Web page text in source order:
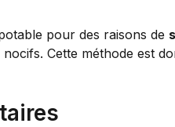
pour des raisons de
nocifs. Cette méthode est